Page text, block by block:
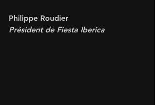
Philippe Roudier
Président de Fiesta Iberica